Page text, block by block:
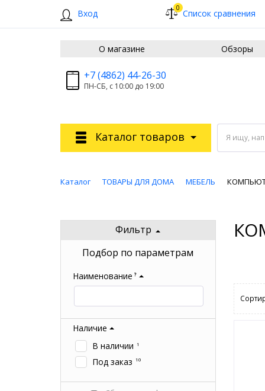
Вход 0 Список сравнения
О магазине Обзоры
+7 (4862) 44-26-30
ПН-СБ, с 10:00 до 19:00
Я ищу,
Каталог товаров
Каталог ТОВАРЫ ДЛЯ ДОМА МЕБЕЛЬ
Фильтр
Подбор по параметрам
Наименование ?
Наличие
В наличии
1
Под заказ 10